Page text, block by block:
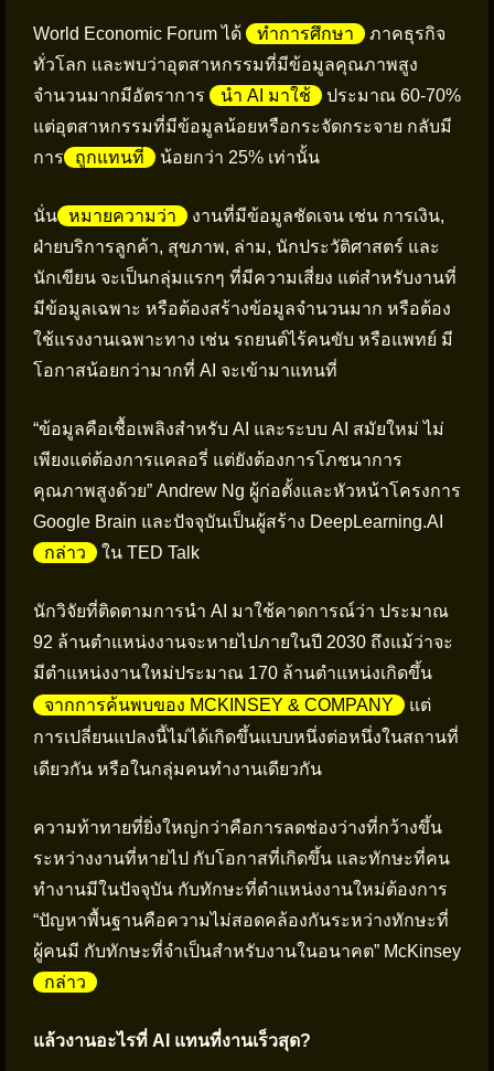
World Economic Forum ได้ ทำการศึกษา
ภาคธุรกิจ
ทั่วโลก และพบว่าอุตสาหกรรมที่มีข้อมูลคุณภาพสูง
จำนวนมากมีอัตราการ
นำ AI มาใช้
ประมาณ 60-70%
แต่อุตสาหกรรมที่มีข้อมูลน้อยหรือกระจัดกระจาย กลับมี
การ
ถูกแทนที่ น้อยกว่า 25% เท่านั้น
นั่น หมายความว่า
งานที่มีข้อมูลชัดเจน เช่น การเงิน,
ฝ่ายบริการลูกค้า, สุขภาพ, ล่าม, นักประวัติศาสตร์ และ
นักเขียน จะเป็นกลุ่มแรกๆ ที่มีความเสี่ยง แต่สำหรับงานที่
มีข้อมูลเฉพาะ หรือต้องสร้างข้อมูลจำนวนมาก หรือต้อง
ใช้แรงงานเฉพาะทาง เช่น รถยนต์ไร้คนขับ หรือแพทย์ มี
โอกาสน้อยกว่ามากที่ AI จะเข้ามาแทนที่
“ข้อมูลคือเชื้อเพลิงสำหรับ AI และระบบ AI สมัยใหม่ ไม่
เพียงแต่ต้องการแคลอรี่ แต่ยังต้องการโภชนาการ
คุณภาพสูงด้วย” Andrew Ng ผู้ก่อตั้งและหัวหน้าโครงการ
Google Brain และปัจจุบันเป็นผู้สร้าง DeepLearning.AI
กล่าว
ใน TED Talk
นักวิจัยที่ติดตามการนำ AI มาใช้คาดการณ์ว่า ประมาณ
92 ล้านตำแหน่งงานจะหายไปภายในปี 2030 ถึงแม้ว่าจะ
มีตำแหน่งงานใหม่ประมาณ 170 ล้านตำแหน่งเกิดขึ้น
จากการค้นพบของ MCKINSEY & COMPANY
แต่
การเปลี่ยนแปลงนี้ไม่ได้เกิดขึ้นแบบหนึ่งต่อหนึ่งในสถานที่
เดียวกัน หรือในกลุ่มคนทำงานเดียวกัน
ความท้าทายที่ยิ่งใหญ่กว่าคือการลดช่องว่างที่กว้างขึ้น
ระหว่างงานที่หายไป กับโอกาสที่เกิดขึ้น และทักษะที่คน
ทำงานมีในปัจจุบัน กับทักษะที่ตำแหน่งงานใหม่ต้องการ
“ปัญหาพื้นฐานคือความไม่สอดคล้องกันระหว่างทักษะที่
ผู้คนมี กับทักษะที่จำเป็นสำหรับงานในอนาคต” McKinsey
กล่าว
แล้วงานอะไรที่ AI แทนที่งานเร็วสุด?